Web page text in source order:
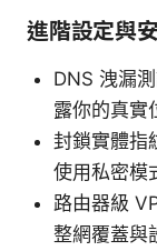
進階設定與
DNS 洩漏
露你的真實
封鎖實體指
使用私密模
路由器級
整網覆蓋與